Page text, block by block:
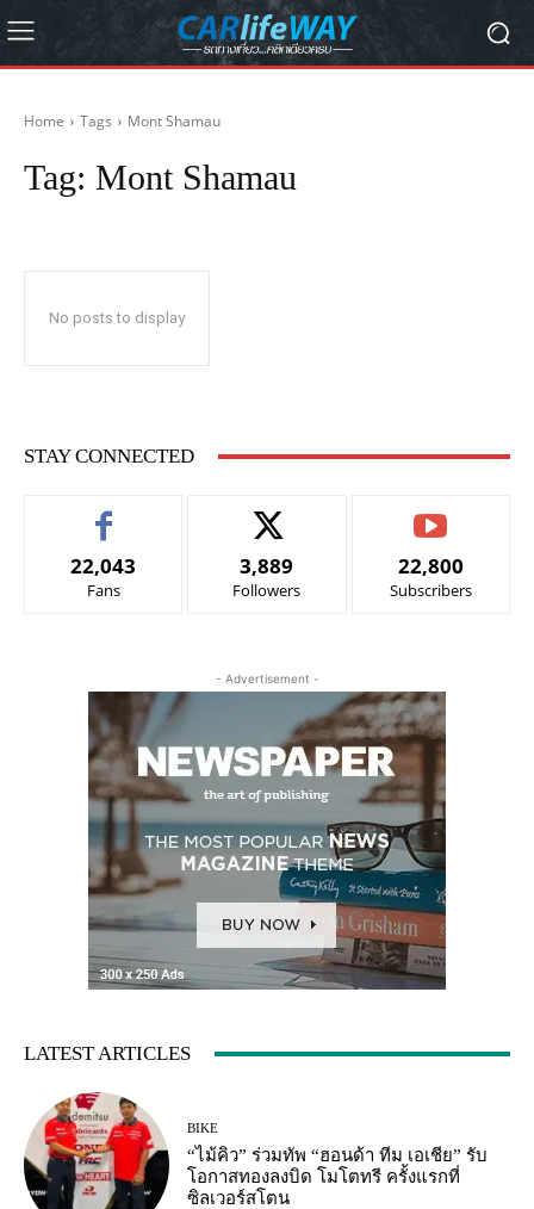
Home Tags Mont Shamau
Tag: Mont Shamau
No posts to display
STAY CONNECTED
22,043
Fans
3,889
Followers
22,800
Subscribers
- Advertisement -
LATEST ARTICLES
BIKE
“ไม้คิว” ร่วมทัพ “ฮอนด้า ทีม เอเชีย” รับ
โอกาสทองลงบิด โมโตทรี ครั้งแรกที่
ซิลเวอร์สโตน